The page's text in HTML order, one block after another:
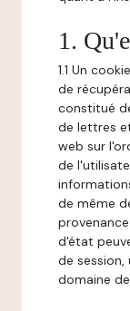
1.
1.1 Un
de
constitué
de lettres
web sur
de
de même
d'état
de session,
domaine